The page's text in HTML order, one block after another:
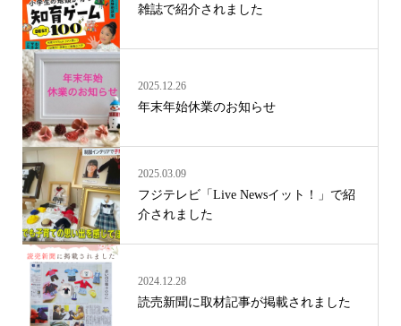
雑誌で紹介されました
2025.12.26
年末年始休業のお知らせ
2025.03.09
フジテレビ「Live Newsイット！」で紹
介されました
2024.12.28
読売新聞に取材記事が掲載されました